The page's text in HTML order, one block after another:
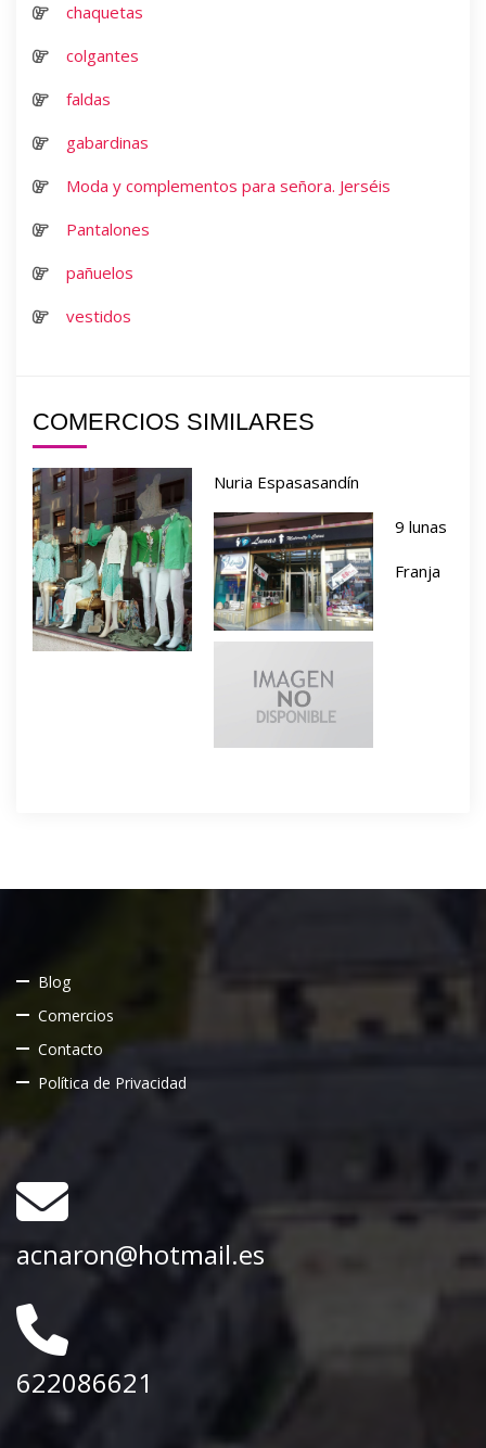
chaquetas
colgantes
faldas
gabardinas
Moda y complementos para señora. Jerséis
Pantalones
pañuelos
vestidos
COMERCIOS SIMILARES
Nuria Espasasandín
9 lunas
Franja
Blog
Comercios
Contacto
Política de Privacidad
acnaron@hotmail.es
622086621